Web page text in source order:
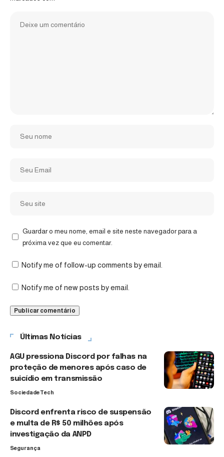
Guardar o meu nome, email e site neste navegador para a
próxima vez que eu comentar.
Notify me of follow-up comments by email.
Notify me of new posts by email.
Últimas Notícias
AGU pressiona Discord por falhas na
proteção de menores após caso de
suicídio em transmissão
SociedadeTech
Discord enfrenta risco de suspensão
e multa de R$ 50 milhões após
investigação da ANPD
Segurança